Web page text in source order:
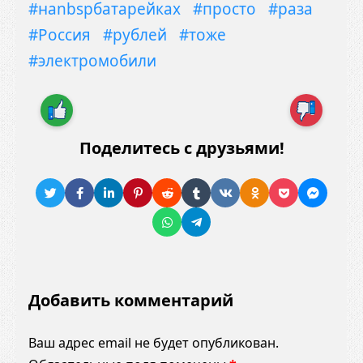
#наnbspбатарейках #просто
#раза
#Россия
#рублей
#тоже
#электромобили
Поделитесь с друзьями!
Добавить комментарий
Ваш адрес email не будет опубликован.